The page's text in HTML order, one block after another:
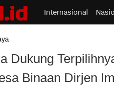
Internasional
Dukung
Binaan Dirjen